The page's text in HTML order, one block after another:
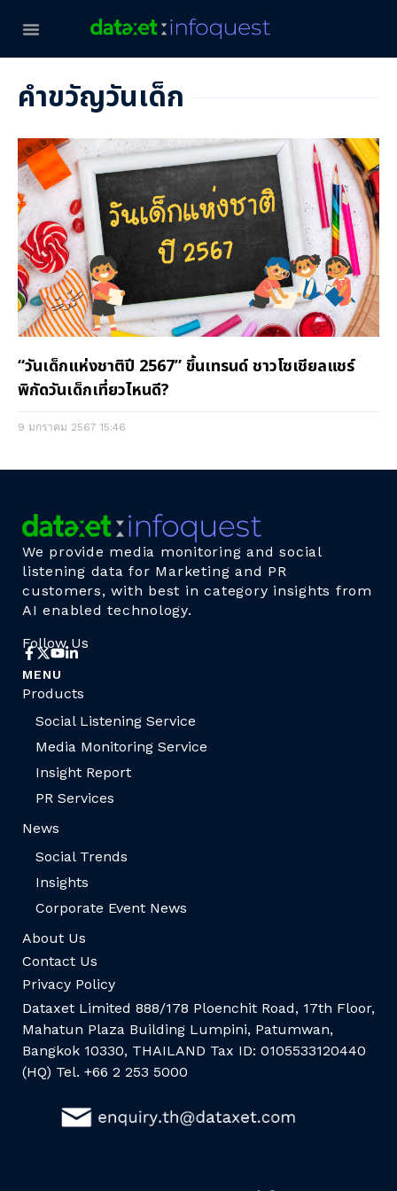
คำขวัญวันเด็ก
“วันเด็กแห่งชาติปี 2567” ขึ้นเทรนด์ ชาวโซเชียลแชร์
พิกัดวันเด็กเที่ยวไหนดี?
9 มกราคม 2567 15:46
We provide media monitoring and social
listening data for Marketing and PR
customers, with best in category insights from
AI enabled technology.
Follow Us
MENU
Products
Social Listening Service
Media Monitoring Service
Insight Report
PR Services
News
Social Trends
Insights
Corporate Event News
About Us
Contact Us
Privacy Policy
Dataxet Limited 888/178 Ploenchit Road, 17th Floor,
Mahatun Plaza Building Lumpini, Patumwan,
Bangkok 10330, THAILAND Tax ID: 0105533120440
(HQ) Tel. +66 2 253 5000